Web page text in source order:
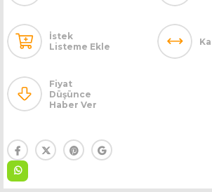
İstek
Listeme Ekle
Fiyat
Düşünce
Haber Ver